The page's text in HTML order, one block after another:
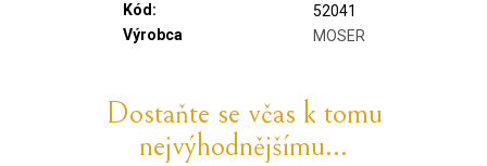
Kód:
52041
Výrobca
MOSER
Dostaňte se včas k tomu
nejvýhodnějšímu...